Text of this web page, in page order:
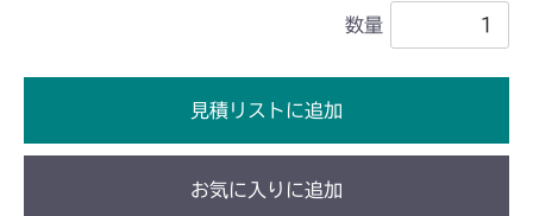
本体 FIG19 AWD駆動
CMX1804
CMX2202RC
数量
見積リストに追加
お気に入りに追加